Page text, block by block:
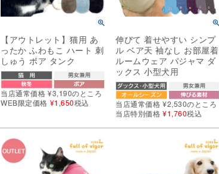
【アウトレット】猫用 あ
ったか ふわもこ ハート 刺
しゅう ボア タンク
当店通常価格 ¥3,190のところ
WEB限定価格 ¥1,650税込
伸びて 着せやすい シンプ
ル ベア天 袖なし お部屋着
ルームウェア パジャマ ダ
ックス 小型犬用
当店通常価格 ¥2,530のところ
当店特別価格 ¥1,760税込